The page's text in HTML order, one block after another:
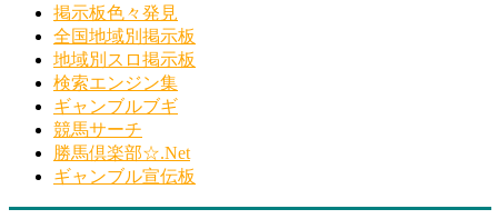
掲示板色々発見
全国地域別掲示板
地域別スロ掲示板
検索エンジン集
ギャンブルブギ
競馬サーチ
勝馬倶楽部☆.Net
ギャンブル宣伝板